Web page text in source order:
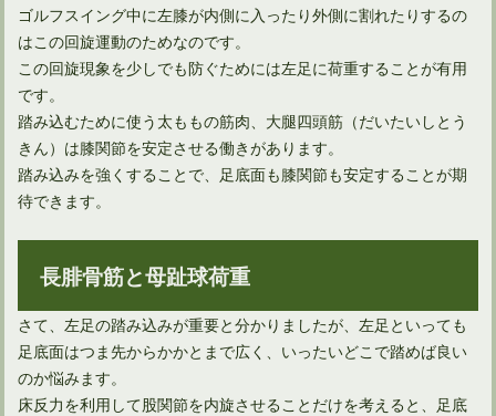
正しい体重移動ピッチングフォームをゴルフスイングに生かす
ゴルフスイング中に左膝が内側に入ったり外側に割れたりするの
はこの回旋運動のためなのです。
この回旋現象を少しでも防ぐためには左足に荷重することが有用
です。
踏み込むために使う太ももの筋肉、大腿四頭筋（だいたいしとう
きん）は膝関節を安定させる働きがあります。
踏み込みを強くすることで、足底面も膝関節も安定することが期
待できます。
長腓骨筋と母趾球荷重
さて、左足の踏み込みが重要と分かりましたが、左足といっても
足底面はつま先からかかとまで広く、いったいどこで踏めば良い
のか悩みます。
床反力を利用して股関節を内旋させることだけを考えると、足底